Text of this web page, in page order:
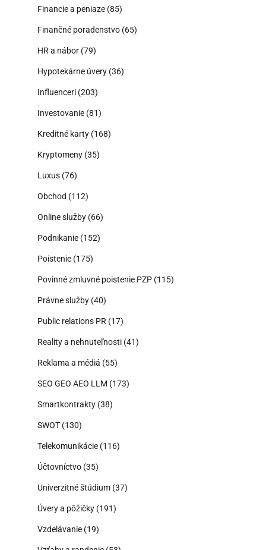
Financie a peniaze (85)
Finančné poradenstvo (65)
HR a nábor (79)
Hypotekárne úvery (36)
Influenceri (203)
Investovanie (81)
Kreditné karty (168)
Kryptomeny (35)
Luxus (76)
Obchod (112)
Online služby (66)
Podnikanie (152)
Poistenie (175)
Povinné zmluvné poistenie PZP (115)
Právne služby (40)
Public relations PR (17)
Reality a nehnuteľnosti (41)
Reklama a médiá (55)
SEO GEO AEO LLM (173)
Smartkontrakty (38)
SWOT (130)
Telekomunikácie (116)
Účtovníctvo (35)
Univerzitné štúdium (37)
Úvery a pôžičky (191)
Vzdelávanie (19)